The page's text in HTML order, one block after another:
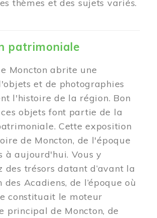
thèmes et des sujets variés.
patrimoniale
Moncton abrite une
et de photographies
l'histoire de la région. Bon
objets font partie de la
Cette exposition
de Moncton, de l'époque
à aujourd'hui. Vous y
des trésors datant d’avant la
Acadiens, de l’époque où
constituait le moteur
principal de Moncton, de